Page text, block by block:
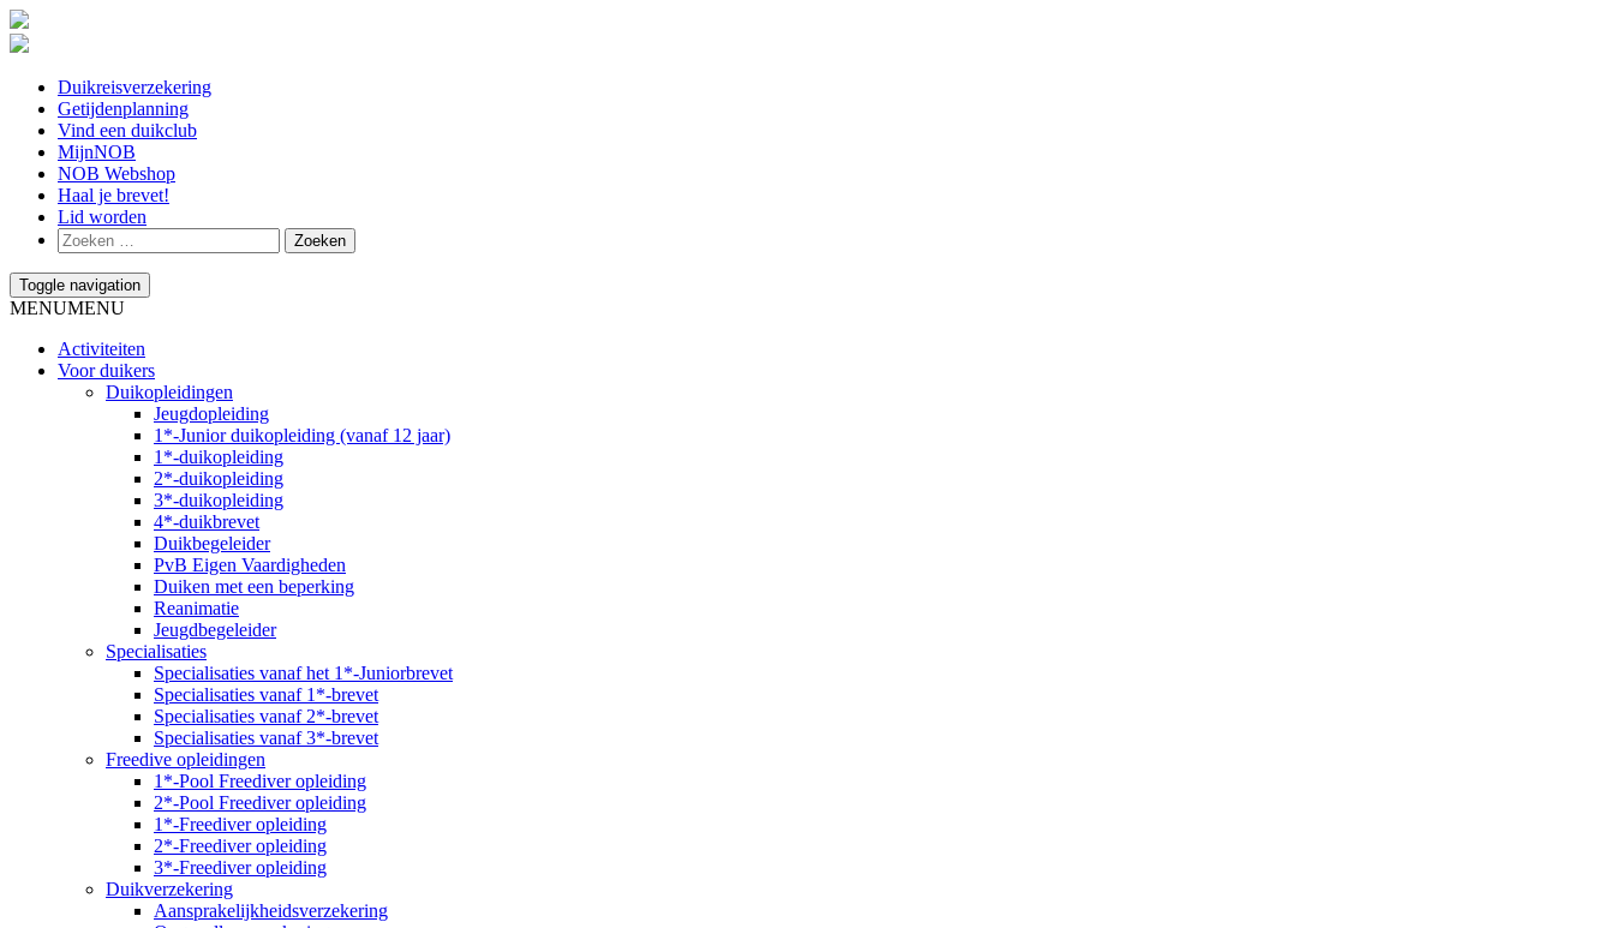
Duikreisverzekering
Getijdenplanning
Vind een duikclub
MijnNOB
NOB Webshop
Haal je brevet!
Lid worden
Toggle navigation
MENUMENU
Activiteiten
Voor duikers
Duikopleidingen
Jeugdopleiding
1*-Junior duikopleiding (vanaf 12 jaar)
1*-duikopleiding
2*-duikopleiding
3*-duikopleiding
4*-duikbrevet
Duikbegeleider
PvB Eigen Vaardigheden
Duiken met een beperking
Reanimatie
Jeugdbegeleider
Specialisaties
Specialisaties vanaf het 1*-Juniorbrevet
Specialisaties vanaf 1*-brevet
Specialisaties vanaf 2*-brevet
Specialisaties vanaf 3*-brevet
Freedive opleidingen
1*-Pool Freediver opleiding
2*-Pool Freediver opleiding
1*-Freediver opleiding
2*-Freediver opleiding
3*-Freediver opleiding
Duikverzekering
Aansprakelijkheidsverzekering